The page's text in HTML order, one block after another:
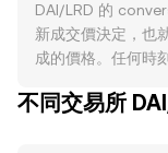
Savings Rate（
場的流動。需求層
等）、支付與結算
雖然 DAI 名義上錨
DAI/LRD 的
新成交價決定，也
成的價格。任何時
間價。在多交易場
不同交易所